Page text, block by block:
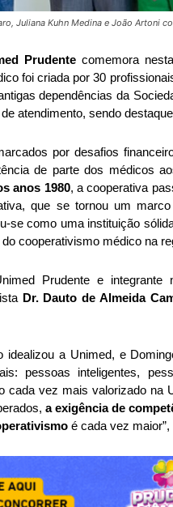
Juliana Kuhn Medina e João Artoni
Prudentecomemora
foi criada por 30
dependências da
atendimento, sendo
por desafios
de parte dos médicos
anos 1980, a cooperativa
que se tornou um
se como uma instituição
cooperativismo médico na
Prudente e
Dr. Dauto de Almeida
idealizou a Unimed, e
pessoas inteligentes,
cada vez mais valorizado na
a exigência de
é cada vez maior”,